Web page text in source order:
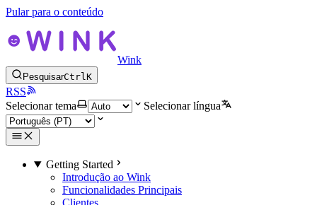
Pular para o conteúdo
Wink
PesquisarCtrlK
RSS
Selecionar tema
Selecionar língua
Getting Started
Introdução ao Wink
Funcionalidades Principais
Clientes